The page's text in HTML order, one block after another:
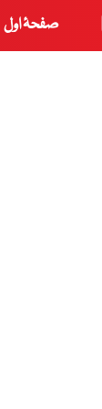
صفحۂ اول